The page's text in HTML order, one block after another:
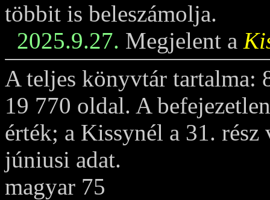
többit is beleszámolja.
2025.9.27. Megjelent a
A teljes könyvtár tartalma:
19 770 oldal. A
érték; a Kissynél a 31.
júniusi adat.
magyar 75